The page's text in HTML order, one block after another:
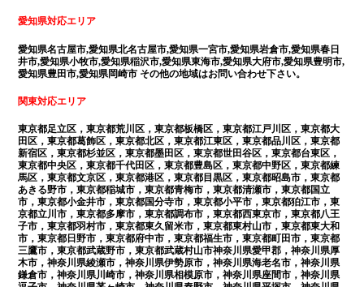
愛知県対応エリア
愛知県名古屋市,愛知県北名古屋市,愛知県一宮市,愛知県岩倉市,愛知県春日
井市,愛知県小牧市,愛知県稲沢市,愛知県東海市,愛知県大府市,愛知県豊明市,
愛知県豊田市,愛知県岡崎市 その他の地域はお問い合わせ下さい。
関東対応エリア
東京都足立区，東京都荒川区，東京都板橋区，東京都江戸川区，東京都大
田区，東京都葛飾区，東京都北区，東京都江東区，東京都品川区，東京都
新宿区，東京都杉並区，東京都墨田区，東京都世田谷区，東京都台東区，
東京都中央区，東京都千代田区，東京都豊島区，東京都中野区，東京都練
馬区，東京都文京区，東京都港区，東京都目黒区，東京都昭島市，東京都
あきる野市，東京都稲城市，東京都青梅市，東京都清瀬市，東京都国立
市，東京都小金井市，東京都国分寺市，東京都小平市，東京都狛江市，東
京都立川市，東京都多摩市，東京都調布市，東京都西東京市，東京都八王
子市，東京都羽村市，東京都東久留米市，東京都東村山市，東京都東大和
市，東京都日野市，東京都府中市，東京都福生市，東京都町田市，東京都
三鷹市，東京都武蔵野市，東京都武蔵村山市神奈川県愛甲郡，神奈川県厚
木市，神奈川県綾瀬市，神奈川県伊勢原市，神奈川県海老名市，神奈川県
鎌倉市，神奈川県川崎市，神奈川県相模原市，神奈川県座間市，神奈川県